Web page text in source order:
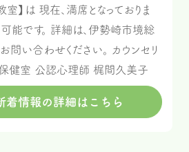
室】は 現在、満席となっておりま
可能です。 詳細は、伊勢崎市境総
問い合わせください。 カウンセリ
保健室 公認心理師 梶間久美子
着情報の詳細はこちら